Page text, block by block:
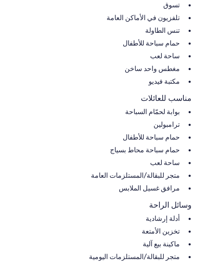
تسوق
تلفزيون في الأماكن العامة
تنس الطاولة
حمام سباحة للأطفال
ساحة لعب
مغطس واحد ساخن
مكتبة فيديو
مناسب للعائلات
بوابة لحمّام السباحة
ترامبولين
حمام سباحة للأطفال
حمام سباحة محاط بسياج
ساحة لعب
متجر للبقالة/المستلزمات العامة
مرافق غسيل الملابس
وسائل الراحة
أدلة إرشادية
تخزين الأمتعة
ماكينة بيع آلية
متجر للبقالة/المستلزمات اليومية